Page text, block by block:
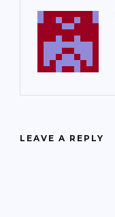
LEAVE A REPLY